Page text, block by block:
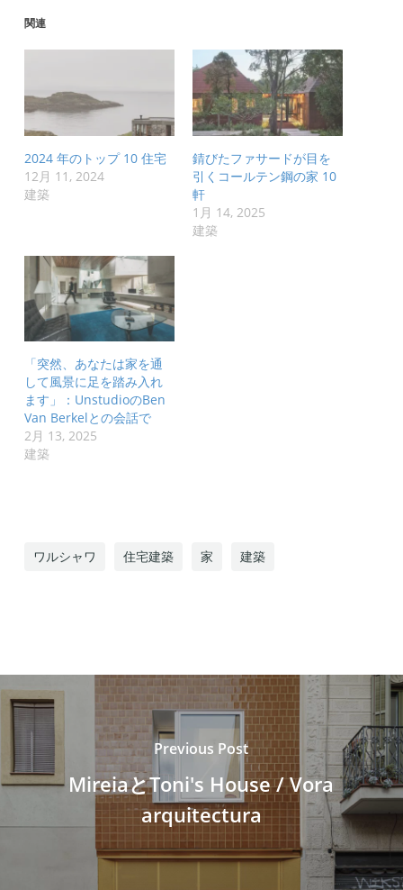
関連
2024 年のトップ 10 住宅
12月 11, 2024
建築
錆びたファサードが目を
引くコールテン鋼の家 10
軒
1月 14, 2025
建築
「突然、あなたは家を通
して風景に足を踏み入れ
ます」：UnstudioのBen
Van Berkelとの会話で
2月 13, 2025
建築
ワルシャワ 住宅建築 家 建築
Previous Post
MireiaとToni's House / Vora
arquitectura